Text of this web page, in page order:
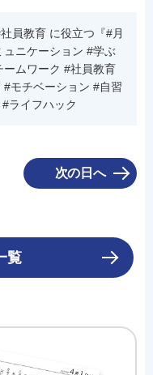
員教育 に役立つ『#月
ニケーション #学ぶ
ムワーク #社員教育
モチベーション #自習
ライフハック
次の日へ
覧